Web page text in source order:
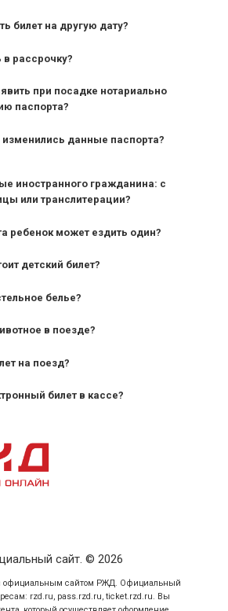
билет на другую дату?
рассрочку?
при посадке нотариально
паспорта?
изменились данные паспорта?
иностранного гражданина: с
или транслитерации?
ребенок может ездить один?
следования — от 10 лет и
поездов — от 7 лет.
детский билет?
белье?
в поезде?
на поезд?
билет в кассе?
значный номер заказа;
личности пассажира, на
сайт. © 2026
официальным сайтом РЖД. Официальный
rzd.ru, pass.rzd.ru, ticket.rzd.ru. Вы